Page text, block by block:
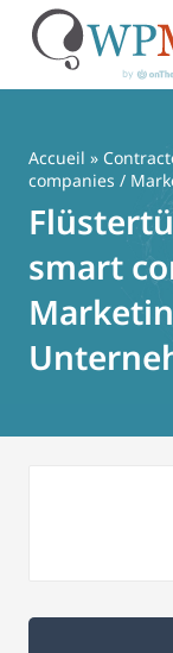
contenu
Accueil »
companies /
smart